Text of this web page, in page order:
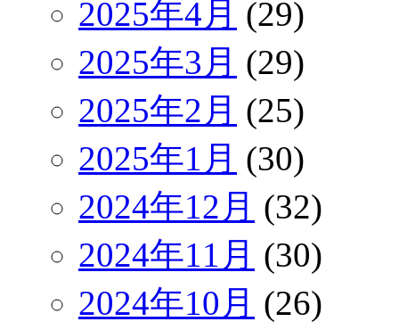
2025年4月 (29)
2025年3月 (29)
2025年2月 (25)
2025年1月 (30)
2024年12月 (32)
2024年11月 (30)
2024年10月 (26)